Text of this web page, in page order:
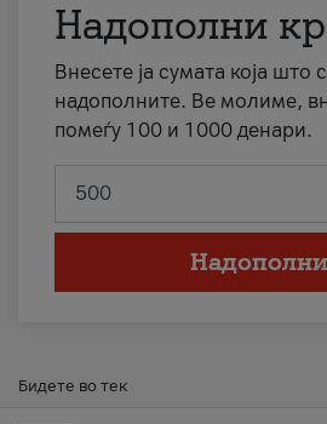
Надополни
Внесете ја сумата која што
надополните. Ве молиме,
помеѓу 100 и 1000 денари.
Надополни
Бидете во тек